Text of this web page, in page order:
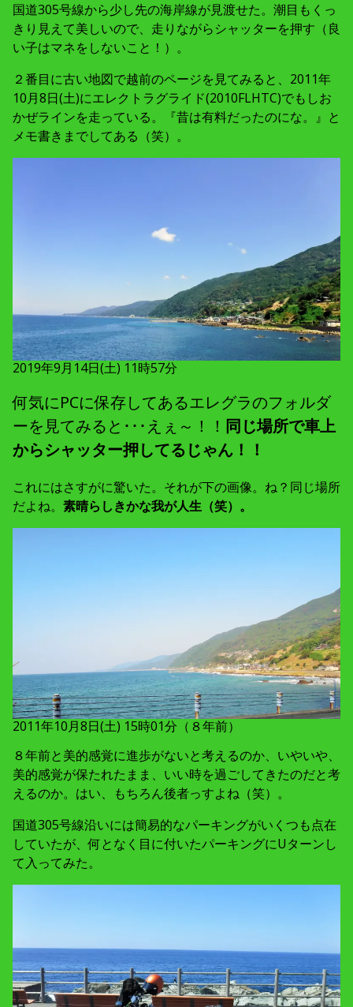
国道305号線から少し先の海岸線が見渡せた。潮目もくっ
きり見えて美しいので、走りながらシャッターを押す（良
い子はマネをしないこと！）。
２番目に古い地図で越前のページを見てみると、2011年
10月8日(土)にエレクトラグライド(2010FLHTC)でもしお
かぜラインを走っている。『昔は有料だったのにな。』と
メモ書きまでしてある（笑）。
2019年9月14日(土) 11時57分
何気にPCに保存してあるエレグラのフォルダ
ーを見てみると･･･えぇ～！！ 同じ場所で車上
からシャッター押してるじゃん！！
これにはさすがに驚いた。それが下の画像。ね？同じ場所
だよね。 素晴らしきかな我が人生（笑）。
2011年10月8日(土) 15時01分（８年前）
８年前と美的感覚に進歩がないと考えるのか、いやいや、
美的感覚が保たれたまま、いい時を過ごしてきたのだと考
えるのか。はい、もちろん後者っすよね（笑）。
国道305号線沿いには簡易的なパーキングがいくつも点在
していたが、何となく目に付いたパーキングにUターンし
て入ってみた。